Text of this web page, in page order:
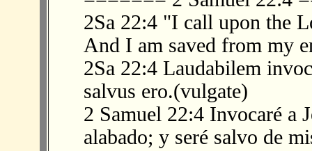
2Sa 22:4 "I call upon the
And I am saved from my
2Sa 22:4 Laudabilem
salvus ero.(vulgate)
2 Samuel 22:4 Invocaré a
alabado; y seré salvo de